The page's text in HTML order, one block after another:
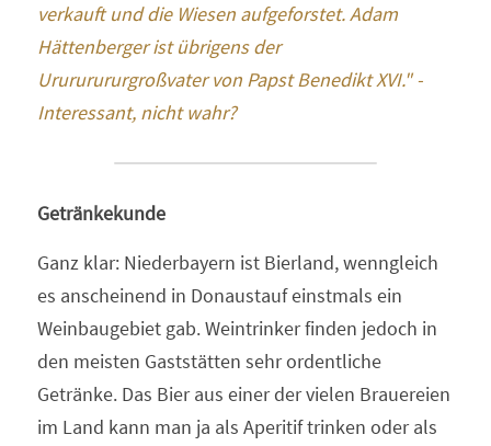
verkauft und die Wiesen aufgeforstet. Adam
Hättenberger ist übrigens der
Urururururgroßvater von Papst Benedikt XVI." -
Interessant, nicht wahr?
Getränkekunde
Ganz klar: Niederbayern ist Bierland, wenngleich
es anscheinend in Donaustauf einstmals ein
Weinbaugebiet gab. Weintrinker finden jedoch in
den meisten Gaststätten sehr ordentliche
Getränke. Das Bier aus einer der vielen Brauereien
im Land kann man ja als Aperitif trinken oder als